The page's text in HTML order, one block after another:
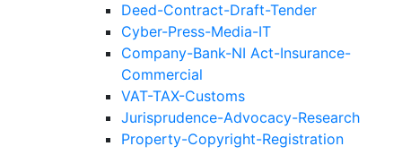
Deed-Contract-Draft-Tender
Cyber-Press-Media-IT
Company-Bank-NI Act-Insurance-
Commercial
VAT-TAX-Customs
Jurisprudence-Advocacy-Research
Property-Copyright-Registration